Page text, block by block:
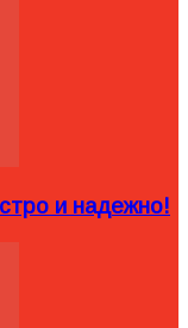
и надежно!